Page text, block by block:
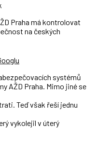
Praha má kontrolovat
na českých
systémů
AŽD Praha. Mimo jiné se
Teď však řeší jednu
vykolejil v úterý